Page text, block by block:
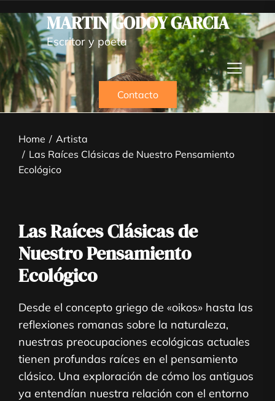
to
the
content
MARTIN GODOY GARCIA
Escritor y poeta
Contacto
Home
Artista
Las Raíces Clásicas de Nuestro Pensamiento
Ecológico
Las Raíces Clásicas de
Nuestro Pensamiento
Ecológico
Desde el concepto griego de «oikos» hasta las
reflexiones romanas sobre la naturaleza,
nuestras preocupaciones ecológicas actuales
tienen profundas raíces en el pensamiento
clásico. Una exploración de cómo los antiguos
ya entendían nuestra relación con el entorno